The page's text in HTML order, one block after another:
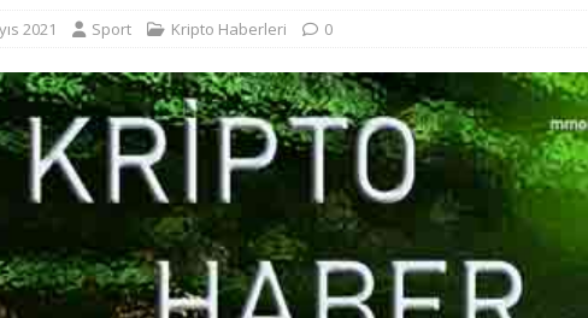
2021 Sport Kripto Haberleri 0